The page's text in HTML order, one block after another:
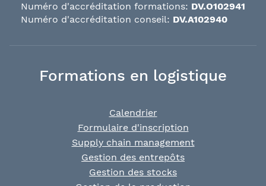
Numéro d'accréditation formations: DV.O102941
Numéro d'accréditation conseil: DV.A102940
Formations en logistique
Calendrier
Formulaire d'inscription
Supply chain management
Gestion des entrepôts
Gestion des stocks